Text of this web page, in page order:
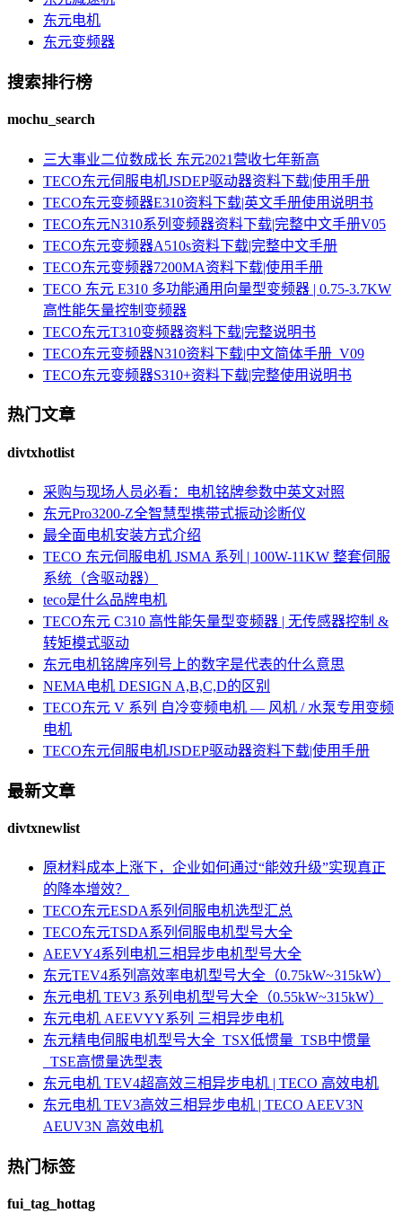
东元电机
东元变频器
搜索排行榜
mochu_search
三大事业二位数成长 东元2021营收七年新高
TECO东元伺服电机JSDEP驱动器资料下载|使用手册
TECO东元变频器E310资料下载|英文手册使用说明书
TECO东元N310系列变频器资料下载|完整中文手册V05
TECO东元变频器A510s资料下载|完整中文手册
TECO东元变频器7200MA资料下载|使用手册
TECO 东元 E310 多功能通用向量型变频器 | 0.75-3.7KW
高性能矢量控制变频器
TECO东元T310变频器资料下载|完整说明书
TECO东元变频器N310资料下载|中文简体手册_V09
TECO东元变频器S310+资料下载|完整使用说明书
热门文章
divtxhotlist
采购与现场人员必看：电机铭牌参数中英文对照
东元Pro3200-Z全智慧型携带式振动诊断仪
最全面电机安装方式介绍
TECO 东元伺服电机 JSMA 系列 | 100W-11KW 整套伺服
系统（含驱动器）
teco是什么品牌电机
TECO东元 C310 高性能矢量型变频器 | 无传感器控制 &
转矩模式驱动
东元电机铭牌序列号上的数字是代表的什么意思
NEMA电机 DESIGN A,B,C,D的区别
TECO东元 V 系列 自冷变频电机 — 风机 / 水泵专用变频
电机
TECO东元伺服电机JSDEP驱动器资料下载|使用手册
最新文章
divtxnewlist
原材料成本上涨下，企业如何通过“能效升级”实现真正
的降本增效？
TECO东元ESDA系列伺服电机选型汇总
TECO东元TSDA系列伺服电机型号大全
AEEVY4系列电机三相异步电机型号大全
东元TEV4系列高效率电机型号大全（0.75kW~315kW）
东元电机 TEV3 系列电机型号大全（0.55kW~315kW）
东元电机 AEEVYY系列 三相异步电机
东元精电伺服电机型号大全_TSX低惯量_TSB中惯量
_TSE高惯量选型表
东元电机 TEV4超高效三相异步电机 | TECO 高效电机
东元电机 TEV3高效三相异步电机 | TECO AEEV3N
AEUV3N 高效电机
热门标签
fui_tag_hottag